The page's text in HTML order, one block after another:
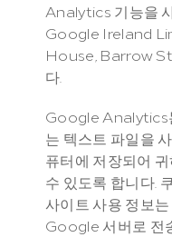
Analytics 기능을
Google Ireland
House, Barrow
다.
Google Analytics
는 텍스트 파일을
퓨터에 저장되어
수 있도록 합니다.
사이트 사용 정보
Google 서버로 전